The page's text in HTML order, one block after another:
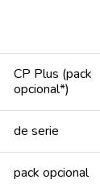
CP Plus (pack
opcional*)
de serie
pack opcional